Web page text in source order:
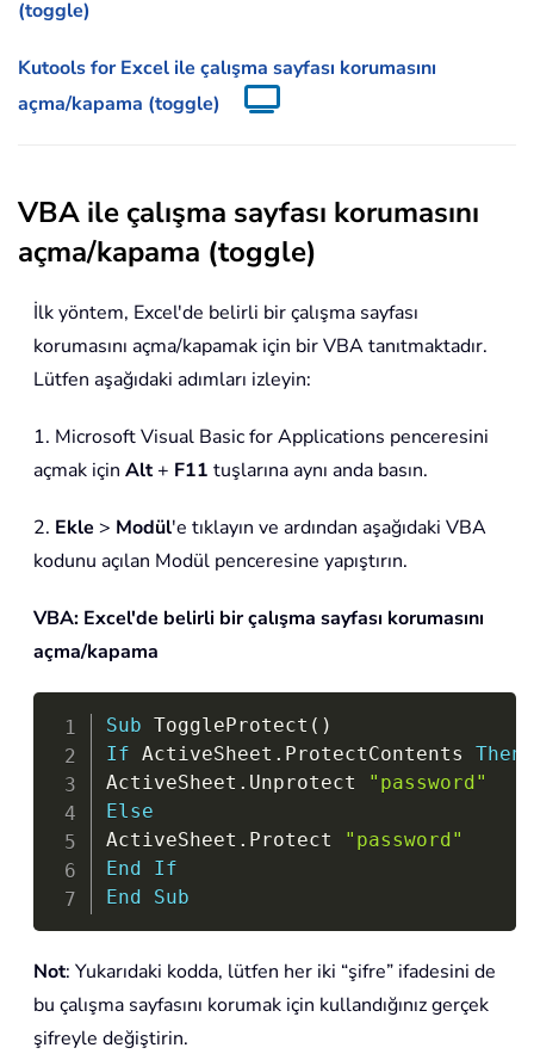
(toggle)
Kutools for Excel ile çalışma sayfası korumasını
açma/kapama (toggle)
VBA ile çalışma sayfası korumasını
açma/kapama (toggle)
İlk yöntem, Excel'de belirli bir çalışma sayfası
korumasını açma/kapamak için bir VBA tanıtmaktadır.
Lütfen aşağıdaki adımları izleyin:
1. Microsoft Visual Basic for Applications penceresini
açmak için Alt+ F11 tuşlarına aynı anda basın.
2. Ekle > Modül'e tıklayın ve ardından aşağıdaki VBA
kodunu açılan Modül penceresine yapıştırın.
VBA: Excel'de belirli bir çalışma sayfası korumasını
açma/kapama
Sub ToggleProtect ( )
If ActiveSheet . ProtectContents Then
ActiveSheet . Unprotect
"password"
Else
ActiveSheet . Protect
"password"
End
If
End
Sub
Not: Yukarıdaki kodda, lütfen her iki “şifre” ifadesini de
bu çalışma sayfasını korumak için kullandığınız gerçek
şifreyle değiştirin.